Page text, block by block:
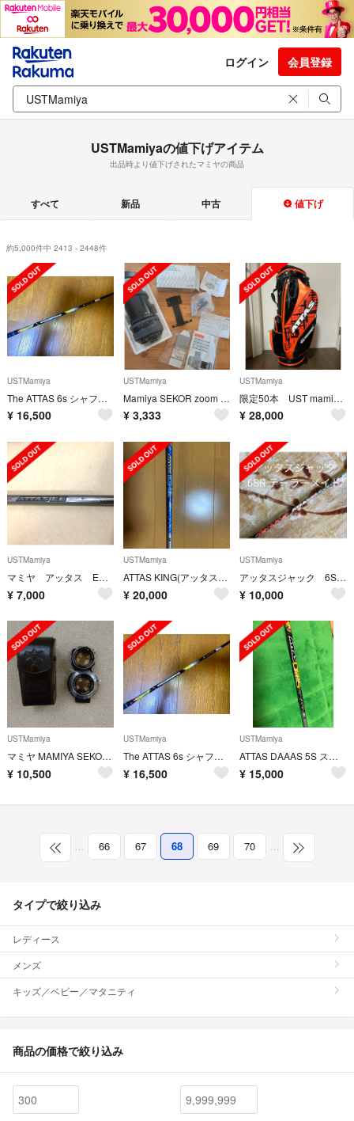
ログイン 会員登録
USTMamiyaの値下げアイテム
出品時より値下げされたマミヤの商品
すべて 新品 中古 値下げ
約5,000件中 2413 - 2448件
USTMamiya
The ATTAS 6s シャフト スリーブ付き(タイトリスト)
¥ 16,500
USTMamiya
Mamiya SEKOR zoom z f=100-200mm マミヤRZ用
¥ 3,333
USTMamiya
限定50本 UST mamiya ATTAS 11キャディバック ヘッドカバー付
¥ 28,000
USTMamiya
マミヤ アッタス EE65（Ｓ）
¥ 7,000
USTMamiya
ATTAS KING(アッタスキング)
¥ 20,000
USTMamiya
アッタスジャック 6SR テーラーメイド
¥ 10,000
USTMamiya
マミヤ MAMIYA SEKOR 80mm f:2.8
¥ 10,500
USTMamiya
The ATTAS 6s シャフト スリーブ付き(タイトリスト)
¥ 16,500
USTMamiya
ATTAS DAAAS 5S スリクソンスリープ付き
¥ 15,000
… 66 67 68 69 70 …
タイプで絞り込み
レディース
メンズ
キッズ／ベビー／マタニティ
商品の価格で絞り込み